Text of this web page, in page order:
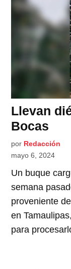
​​Llevan
Bocas
por Redacción
mayo 6, 2024
Un buque
semana
proveniente
en
para